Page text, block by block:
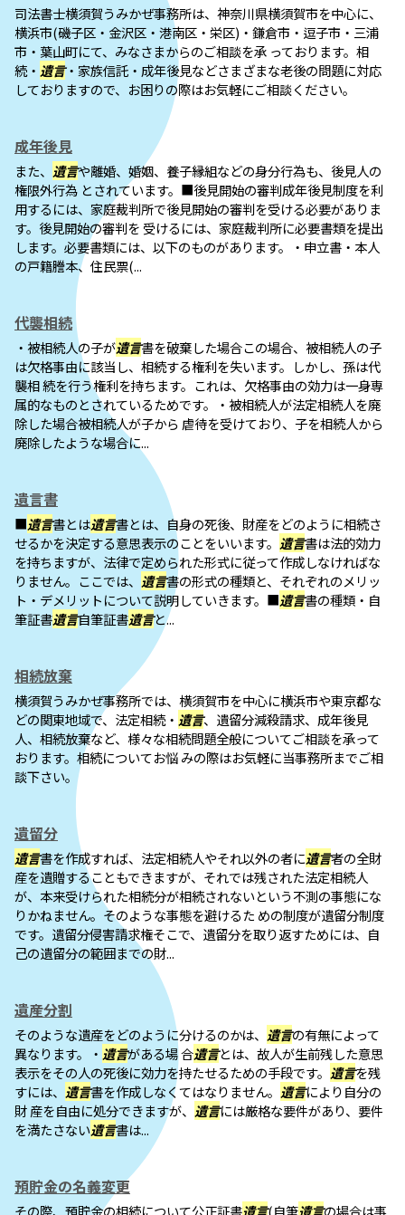
司法書士横須賀うみかぜ事務所は、神奈川県横須賀市を中心に、
横浜市(磯子区・金沢区・港南区・栄区)・鎌倉市・逗子市・三浦
市・葉山町にて、みなさまからのご相談を承 っております。相
続・ 遺言・家族信託・成年後見などさまざまな老後の問題に対応
しておりますので、お困りの際はお気軽にご相談ください。
成年後見
また、 遺言や離婚、婚姻、養子縁組などの身分行為も、後見人の
権限外行為 とされています。■後見開始の審判成年後見制度を利
用するには、家庭裁判所で後見開始の審判を受ける必要がありま
す。後見開始の審判を 受けるには、家庭裁判所に必要書類を提出
します。必要書類には、以下のものがあります。・申立書・本人
の戸籍謄本、住民票(...
代襲相続
・被相続人の子が遺言書を破棄した場合この場合、被相続人の子
は欠格事由に該当し、相続する権利を失います。しかし、孫は代
襲相 続を行う権利を持ちます。これは、欠格事由の効力は一身専
属的なものとされているためです。・被相続人が法定相続人を廃
除した場合被相続人が子から 虐待を受けており、子を相続人から
廃除したような場合に...
遺言書
■遺言書とは遺言書とは、自身の死後、財産をどのように相続さ
せるかを決定する意思表示のことをいいます。 遺言書は法的効力
を持ちますが、法律で定められた形式に従って作成しなければな
りません。ここでは、 遺言書の形式の種類と、それぞれのメリッ
ト・デメリットについて説明していきます。■遺言書の種類・自
筆証書遺言自筆証書遺言と...
相続放棄
横須賀うみかぜ事務所では、横須賀市を中心に横浜市や東京都な
どの関東地域で、法定相続・ 遺言、遺留分減殺請求、成年後見
人、相続放棄など、様々な相続問題全般についてご相談を承って
おります。相続についてお悩 みの際はお気軽に当事務所までご相
談下さい。
遺留分
遺言書を作成すれば、法定相続人やそれ以外の者に遺言者の全財
産を遺贈することもできますが、それでは残された法定相続人
が、本来受けられた相続分が相続されないという不測の事態にな
りかねません。そのような事態を避けるた めの制度が遺留分制度
です。遺留分侵害請求権そこで、遺留分を取り返すためには、自
己の遺留分の範囲までの財...
遺産分割
そのような遺産をどのように分けるのかは、 遺言の有無によって
異なります。・ 遺言がある場 合遺言とは、故人が生前残した意思
表示をその人の死後に効力を持たせるための手段です。 遺言を残
すには、 遺言書を作成しなくてはなりません。 遺言により自分の
財 産を自由に処分できますが、 遺言には厳格な要件があり、要件
を満たさない遺言書は...
預貯金の名義変更
その際、預貯金の相続について公正証書遺言(自筆遺言の場合は事